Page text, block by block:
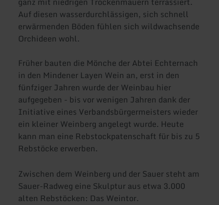
Auf diesen wasserdurchlässigen, sich schnell
erwärmenden Böden fühlen sich wildwachsende
Orchideen wohl.
Früher bauten die Mönche der Abtei Echternach
in den Mindener Layen Wein an, erst in den
fünfziger Jahren wurde der Weinbau hier
aufgegeben - bis vor wenigen Jahren dank der
Initiative eines Verbandsbürgermeisters wieder
ein kleiner Weinberg angelegt wurde. Heute
kann man eine Rebstockpatenschaft für bis zu 5
Rebstöcke erwerben.
Zwischen dem Weinberg und der Sauer steht am
Sauer-Radweg eine Skulptur aus etwa 3.000
alten Rebstöcken: Das Weintor.